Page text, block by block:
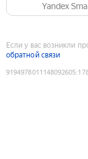
Yandex
Если у вас возникли
обратной связи
9194978011148092605: